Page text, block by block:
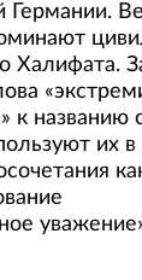
Германии.
Халифата.
к названию
их в